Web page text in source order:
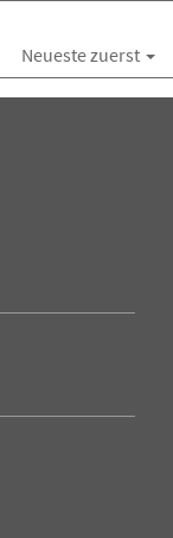
Neueste zuerst